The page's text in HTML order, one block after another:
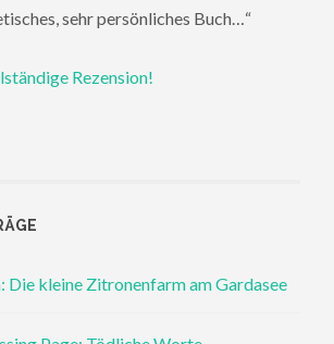
sehr persönliches Buch…“
Rezension!
Die kleine Zitronenfarm am Gardasee